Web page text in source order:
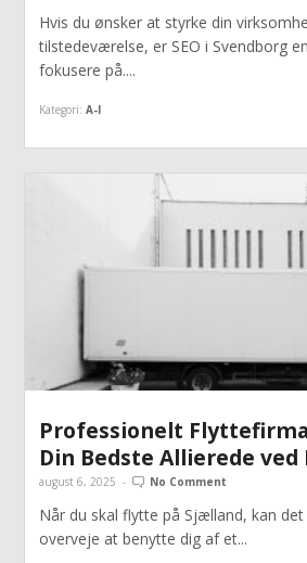
Hvis du ønsker at styrke din
tilstedeværelse, er SEO i Svendborg
fokusere på....
Kategori: A-I
Professionelt
Din Bedste Allierede
august 6, 2025 - No Comment
Når du skal flytte på Sjælland, kan
overveje at benytte dig af et...